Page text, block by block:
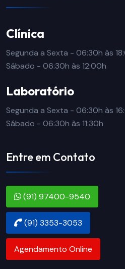
Clínica
Segunda a Sexta - 06:30h às
Sábado - 06:30h às 12:00h
Laboratório
Segunda a Sexta - 06:30h às
Sábado - 06:30h às 11:30h
Entre em Contato
(91) 97400-9540
(91) 3353-3053
Agendamento Online